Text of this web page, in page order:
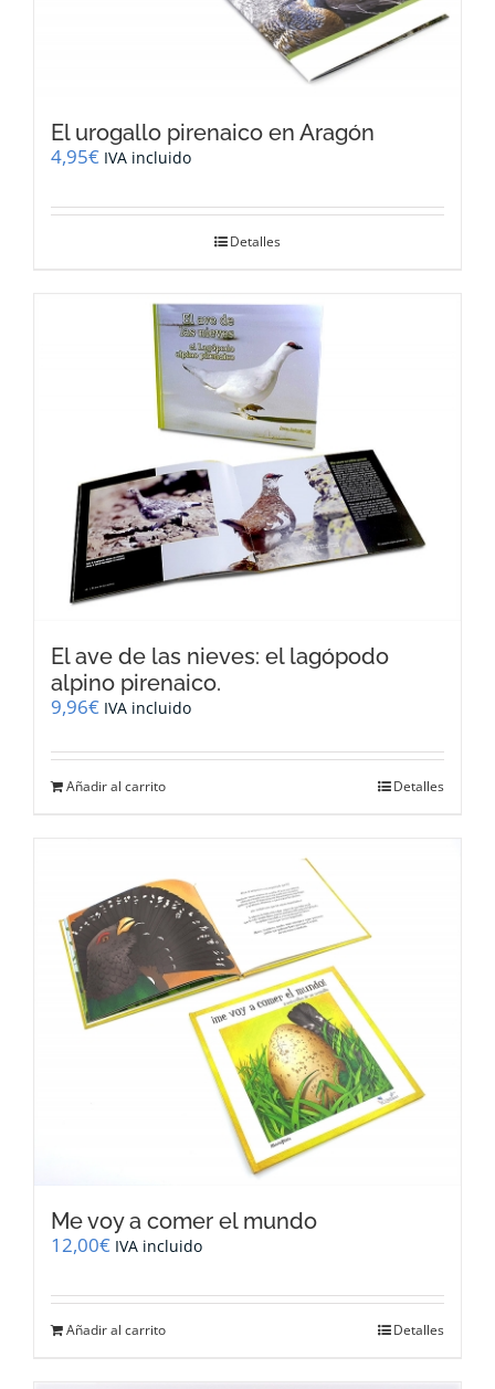
El urogallo pirenaico en Aragón
4,95€ IVA incluido
Detalles
El ave de las nieves: el lagópodo
alpino pirenaico.
9,96€ IVA incluido
Añadir al carrito Detalles
Me voy a comer el mundo
12,00€ IVA incluido
Añadir al carrito Detalles